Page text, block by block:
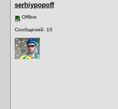
serhiypopoff
Offline
Сообщений: 10